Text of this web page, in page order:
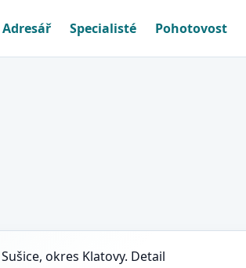
Adresář Specialisté Pohotovost
okres Klatovy. Detail